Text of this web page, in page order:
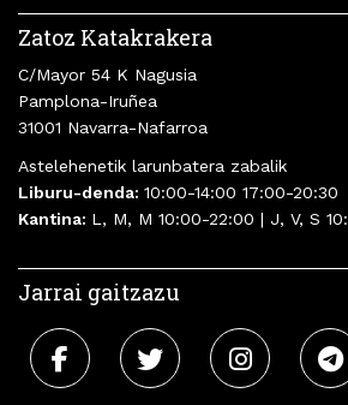
Zatoz Katakrakera
C/Mayor 54 K Nagusia
Pamplona-Iruñea
31001 Navarra-Nafarroa
Astelehenetik larunbatera zabalik
Liburu-denda: 10:00-14:00 17:00-20:30
Kantina: L, M, M 10:00-22:00 | J, V, S
Jarrai gaitzazu